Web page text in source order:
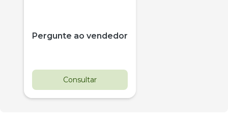
Pergunte ao vendedor
Consultar